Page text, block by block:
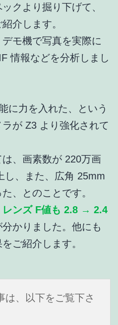
クより掘り下げて、
介します。
モ機で写真を実際に
情報などを分析しまし
に力を入れた、という
が Z3 より強化されて
、画素数が 220万画
、また、広角 25mm
、とのことです。
レンズ F値も 2.8 → 2.4
分かりました。他にも
ご紹介します。
は、以下をご覧下さ